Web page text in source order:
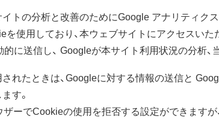
トの分析と改善のためにGoogle アナリティクス
使用しており、本ウェブサイトにアクセスい
に送信し、 Googleが本サイト利用状況の分析
れたときは、Googleに対する情報の送信と
す。
ザーでCookieの使用を拒否する設定ができます